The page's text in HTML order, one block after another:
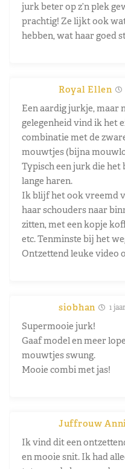
jurk beter op z’n plek
prachtig! Ze lijkt ook
hebben, wat haar goed
Royal Ellen
Een aardig jurkje, maar
gelegenheid vind ik het
combinatie met de
mouwtjes (bijna
Typisch een jurk die het
lange haren.
Ik blijf het ook vreemd
haar schouders naar
zitten, met een kopje
etc. Tenminste bij het
Ontzettend leuke video
siobhan 1
Supermooie jurk!
Gaaf model en meer
mouwtjes swung.
Mooie combi met jas!
Juffrouw
Ik vind dit een
en mooie snit. Ik had